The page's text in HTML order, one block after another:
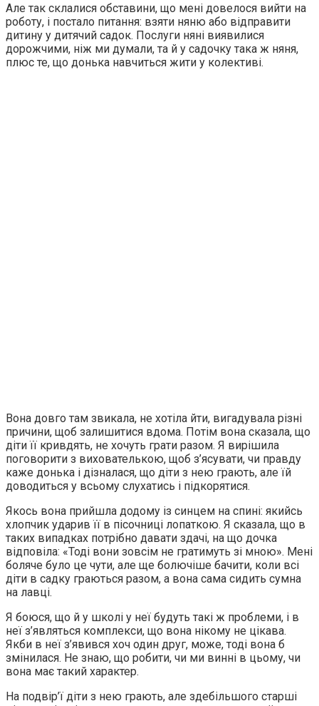
Але так склалися обставини, що мені довелося вийти на
роботу, і постало питання: взяти няню або відправити
дитину у дитячий садок. Послуги няні виявилися
дорожчими, ніж ми думали, та й у садочку така ж няня,
плюс те, що донька навчиться жити у колективі.
Вона довго там звикала, не хотіла йти, вигадувала різні
причини, щоб залишитися вдома. Потім вона сказала, що
діти її кривдять, не хочуть грати разом. Я вирішила
поговорити з вихователькою, щоб з’ясувати, чи правду
каже донька і дізналася, що діти з нею грають, але їй
доводиться у всьому слухатись і підкорятися.
Якось вона прийшла додому із синцем на спині: якийсь
хлопчик ударив її в пісочниці лопаткою. Я сказала, що в
таких випадках потрібно давати здачі, на що дочка
відповіла: «Тоді вони зовсім не гратимуть зі мною». Мені
боляче було це чути, але ще болючіше бачити, коли всі
діти в садку граються разом, а вона сама сидить сумна
на лавці.
Я боюся, що й у школі у неї будуть такі ж проблеми, і в
неї з’являться комплекси, що вона нікому не цікава.
Якби в неї з’явився хоч один друг, може, тоді вона б
змінилася. Не знаю, що робити, чи ми винні в цьому, чи
вона має такий характер.
На подвір’ї діти з нею грають, але здебільшого старші